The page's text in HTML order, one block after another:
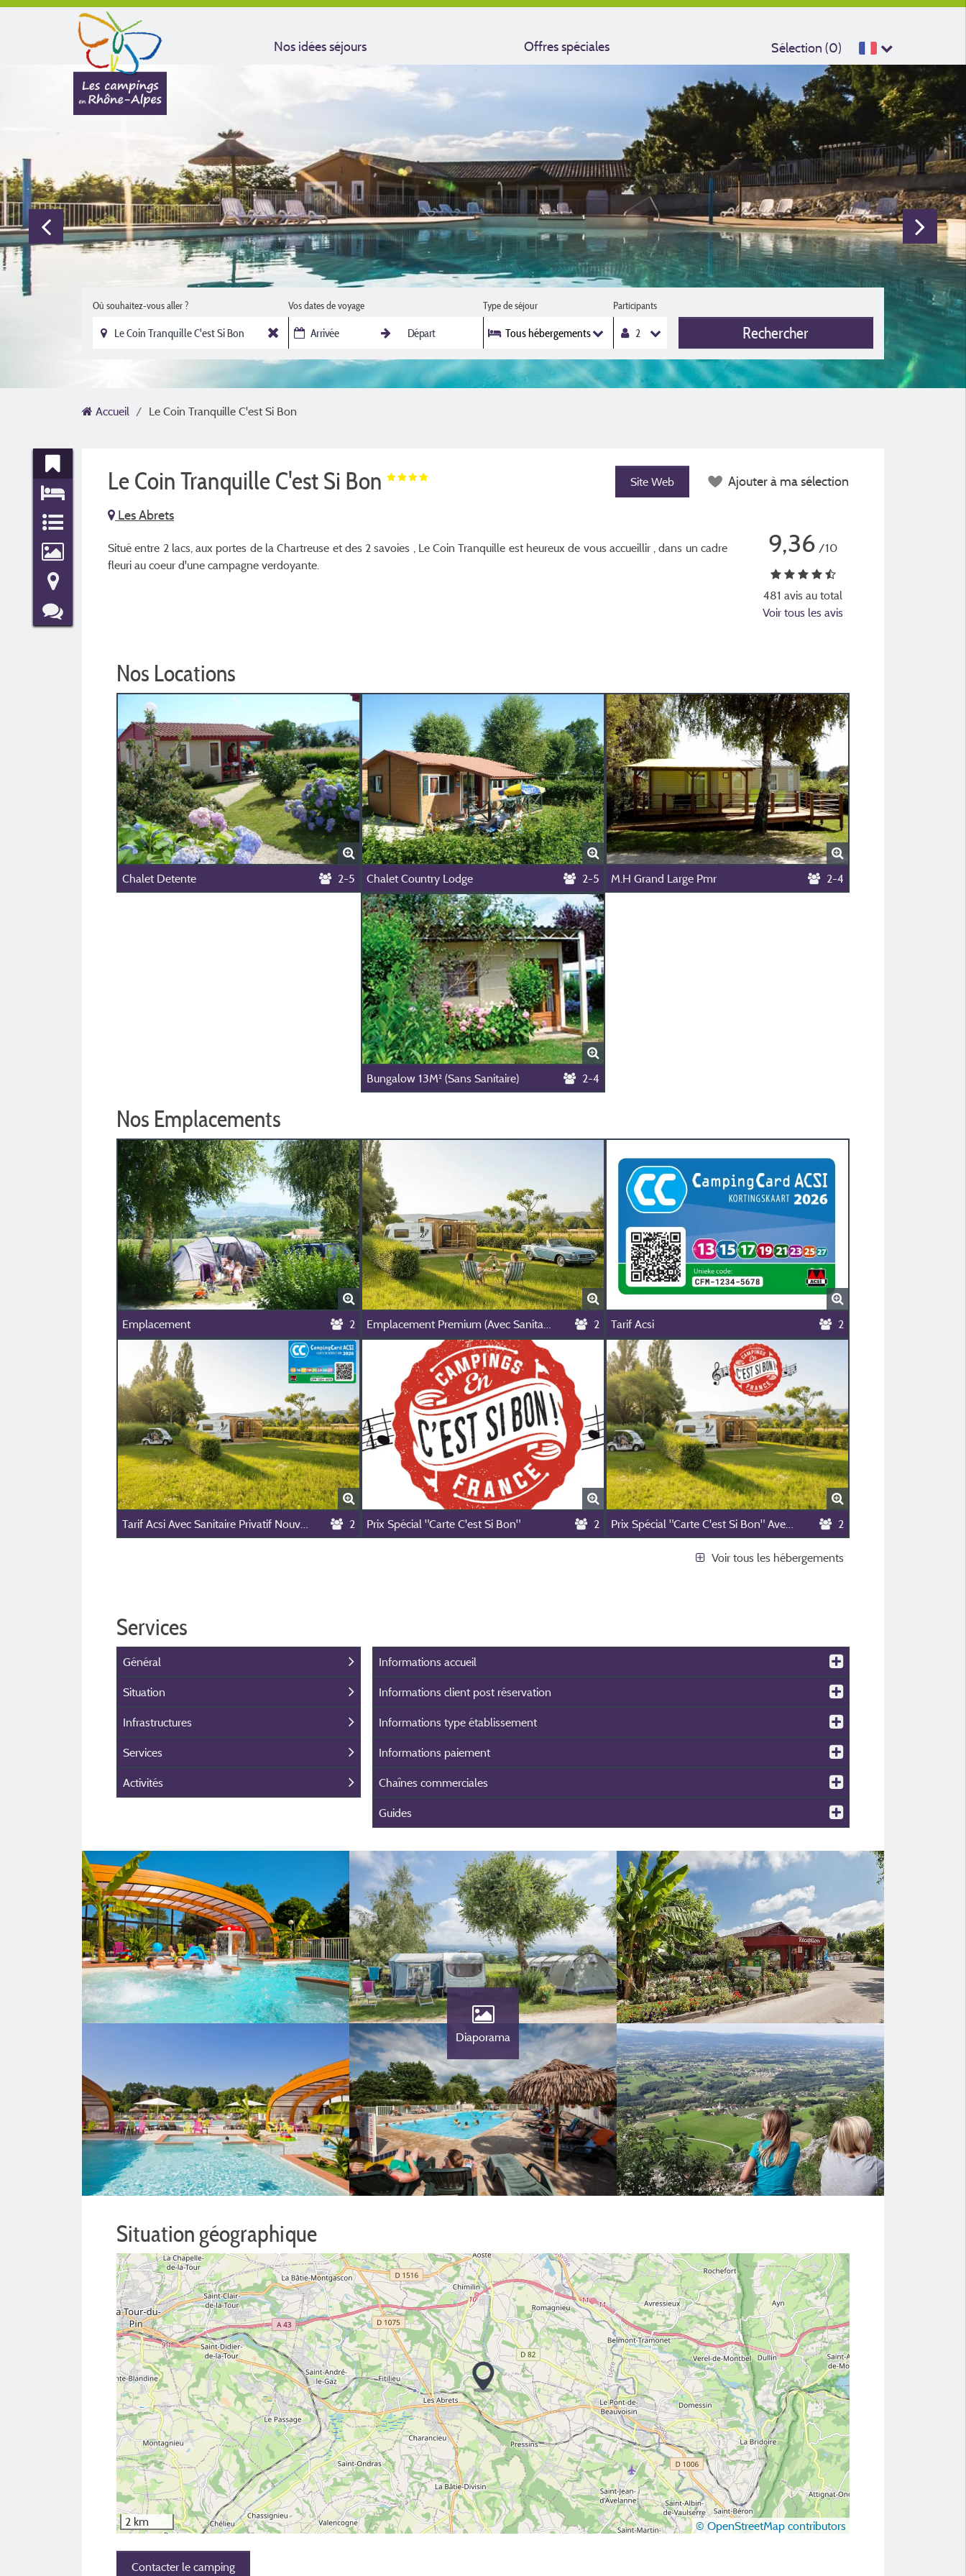
Nos idées séjours Offres spéciales Sélection (0)
Où souhaitez-vous aller ? Vos dates de voyage Type de séjour
Tous hébergements
Participants
Rechercher
Accueil Le Coin Tranquille C'est Si Bon
Le Coin Tranquille C'est Si Bon
Les Abrets
Site Web Ajouter à ma sélection
Situé entre 2 lacs, aux portes de la Chartreuse et des 2 savoies , Le Coin Tranquille est heureux de vous accueillir , dans un cadre
fleuri au coeur d'une campagne verdoyante.
9,36 /10
481 avis au total
Voir tous les avis
Nos Locations
Chalet Detente 2-5 Chalet Country Lodge 2-5 M.H Grand Large Pmr 2-4
Bungalow 13M² (Sans Sanitaire) 2-4
Nos Emplacements
Emplacement 2 Emplacement Premium (Avec Sanitaire Privatif) Nouveauté 2026 (Photo Non Contractuelle Crée Par Ia) 2 Tarif Acsi 2
Tarif Acsi Avec Sanitaire Privatif Nouveauté 2026 (Photo Non Contractuelle Crée Par Ia) 2 Prix Spécial "Carte C'est Si Bon" 2 Prix Spécial "Carte C'est Si Bon" Avec Sanitaire Privatif (Photo Non Contractuelle Crée Par Ia) 2
Voir tous les hébergements
Services
Général
Situation
Infrastructures
Services
Activités
Informations accueil
Informations client post réservation
Informations type établissement
Informations paiement
Chaînes commerciales
Guides
Diaporama
Situation géographique
2 km © OpenStreetMap contributors
Contacter le camping